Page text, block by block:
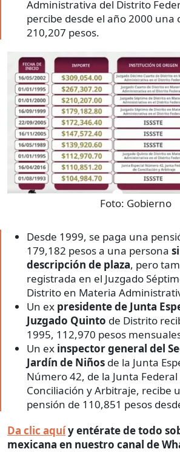
Administrativa del Distrito
percibe desde el año 2000 una
210,207 pesos.
Foto: Gobierno
Desde 1999, se paga una
179,182 pesos a una persona
descripción de plaza, pero
registrada en el Juzgado
Distrito en Materia
Un ex presidente de Junta
Juzgado Quinto de Distrito
1995, 112,970 pesos
Un ex inspector general del
Jardín de Niños de la Junta
Número 42, de la Junta Federal
Conciliación y Arbitraje, recibe
pensión de 110,851 pesos
Da clic aquíy entérate de todo
mexicana en nuestro canal de